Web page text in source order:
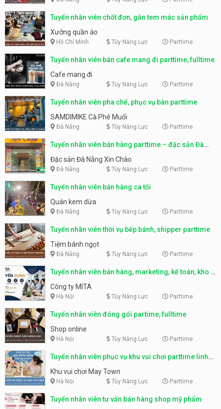
Tuyển nhân viên chốt đơn, gắn tem mác sản phẩm
Xưởng quần áo
Hồ Chí Minh Tùy Năng Lực Parttime
Tuyển nhân viên bán cafe mang đi parttime, fulltime
Cafe mang đi
Đà Nẵng Tùy Năng Lực Parttime
Tuyển nhân viên pha chế, phục vụ bàn parttime
SAMDIMIKE Cà Phê Muối
Đà Nẵng Tùy Năng Lực Parttime
Tuyển nhân viên bán hàng parttime – đặc sản Đà
Nẵng
Đặc sản Đà Nẵng Xin Chào
Đà Nẵng Tùy Năng Lực Parttime
Tuyển nhân viên bán hàng ca tối
Quán kem dừa
Đà Nẵng Tùy Năng Lực Parttime
Tuyển nhân viên thời vụ bếp bánh, shipper parttime
Tiệm bánh ngọt
Đà Nẵng Tùy Năng Lực Parttime
Tuyển nhân viên bán hàng, marketing, kế toán, kho –
parttime, fulltime
Công ty MITA
Hà Nội Tùy Năng Lực Parttime
Tuyển nhân viên đóng gói partime, fulltime
Shop online
Hà Nội Tùy Năng Lực Parttime
Tuyển nhân viên phục vụ khu vui chơi parttime linh
động
Khu vui chơi May Town
Hà Nội Tùy Năng Lực Parttime
Tuyển nhân viên tư vấn bán hàng shop mỹ phẩm